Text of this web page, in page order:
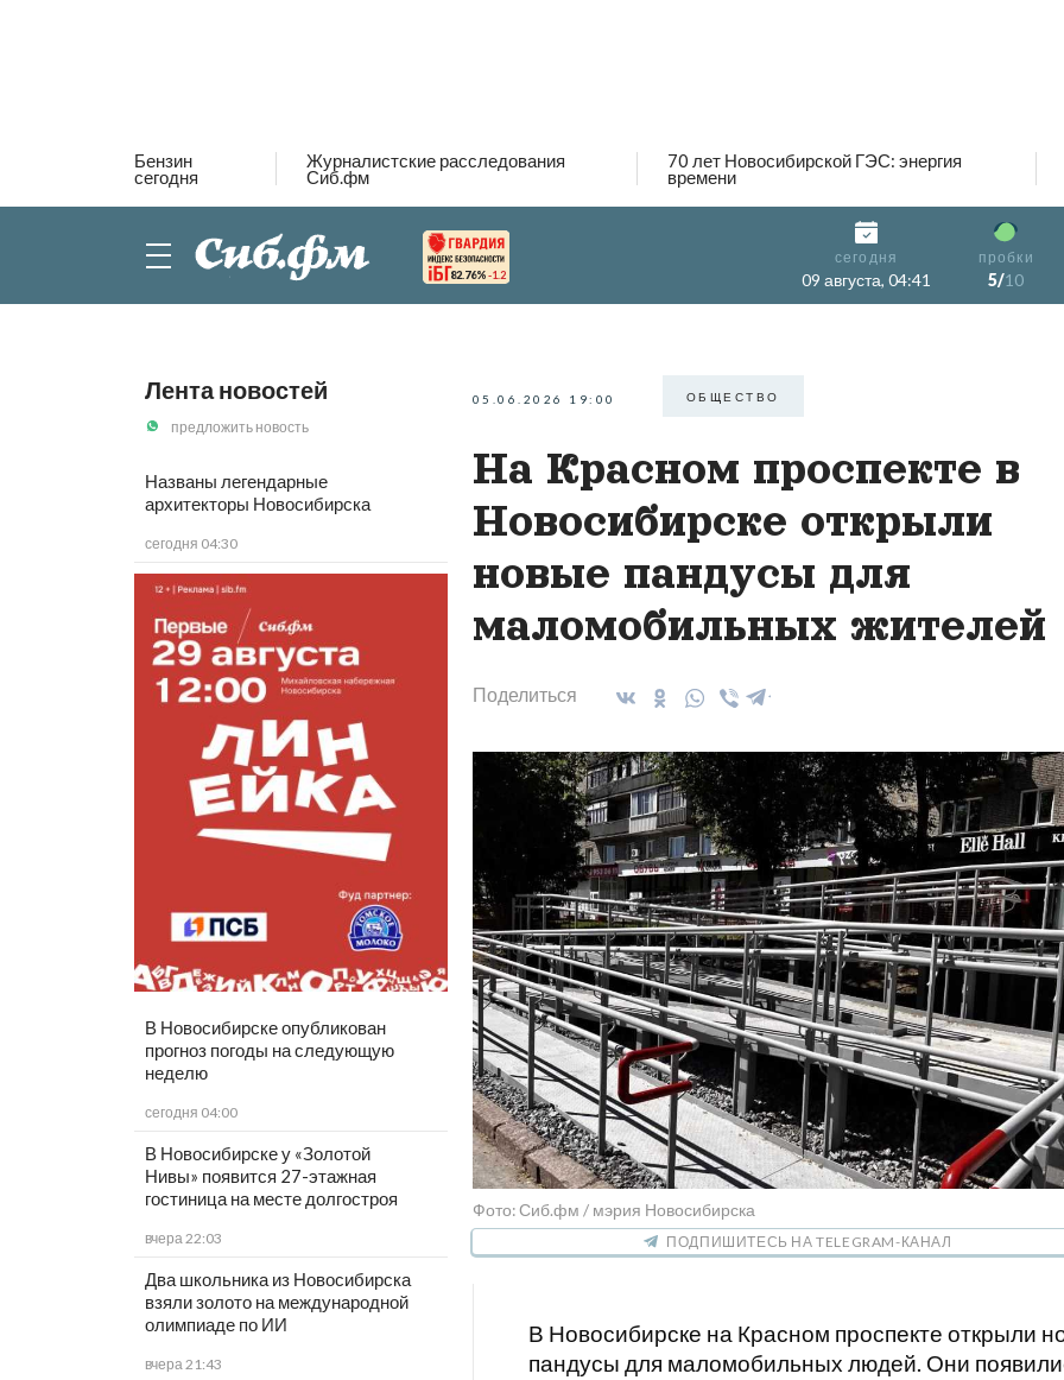
Бензин
сегодня
Журналистские расследования
Сиб.фм
70 лет Новосибирской ГЭС: энергия
времени
82.76% -1.2
сегодня
09 августа, 04:41
пробки
5/10
Лента новостей
предложить новость
Названы легендарные
архитекторы Новосибирска
сегодня 04:30
В Новосибирске опубликован
прогноз погоды на следующую
неделю
сегодня 04:00
В Новосибирске у «Золотой
Нивы» появится 27-этажная
гостиница на месте долгостроя
вчера 22:03
Два школьника из Новосибирска
взяли золото на международной
олимпиаде по ИИ
вчера 21:43
05.06.2026 19:00 ОБЩЕСТВО
На Красном проспекте в
Новосибирске открыли
новые пандусы для
маломобильных жителей
Поделиться
Фото: Сиб.фм / мэрия Новосибирска
ПОДПИШИТЕСЬ НА TELEGRAM-КАНАЛ
В Новосибирске на Красном проспекте открыли
пандусы для маломобильных людей. Они